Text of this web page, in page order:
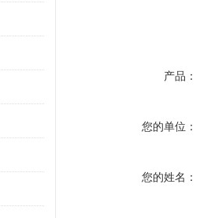
产品：
您的单位：
您的姓名：